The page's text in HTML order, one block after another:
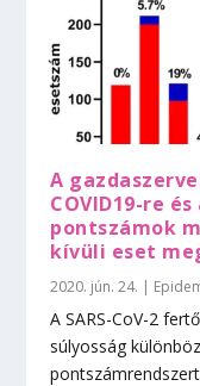
A
COVID19-re
pontszámok
kívüli eset
2020. jún. 24. |
A SARS-CoV-2
súlyosság